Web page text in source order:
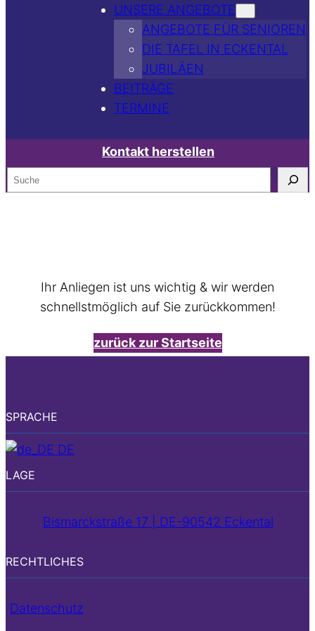
UNSERE ANGEBOTE
ANGEBOTE FÜR SENIOREN
DIE TAFEL IN ECKENTAL
JUBILÄEN
BEITRÄGE
TERMINE
Kontakt herstellen
S
e
Ihr Anliegen ist uns wichtig & wir werden
schnellstmöglich auf Sie zurückkommen!
zurück zur Startseite
SPRACHE
DE
LAGE
Bismarckstraße 17 | DE-90542 Eckental
RECHTLICHES
Datenschutz